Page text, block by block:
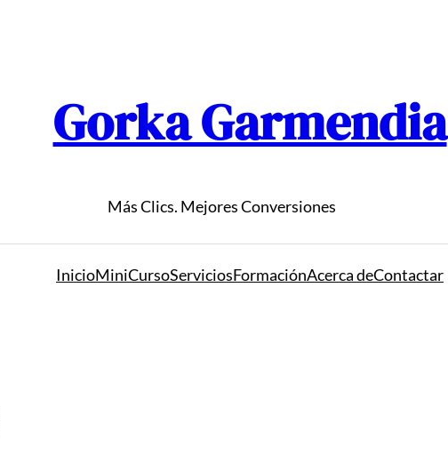
Gorka Garmendia
Más Clics. Mejores Conversiones
InicioMiniCursoServiciosFormaciónAcerca deContactar